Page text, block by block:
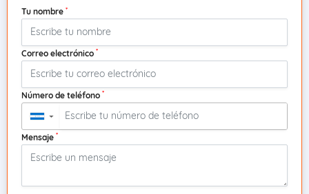
Tu nombre *
Correo electrónico *
Número de teléfono *
▼
Mensaje *